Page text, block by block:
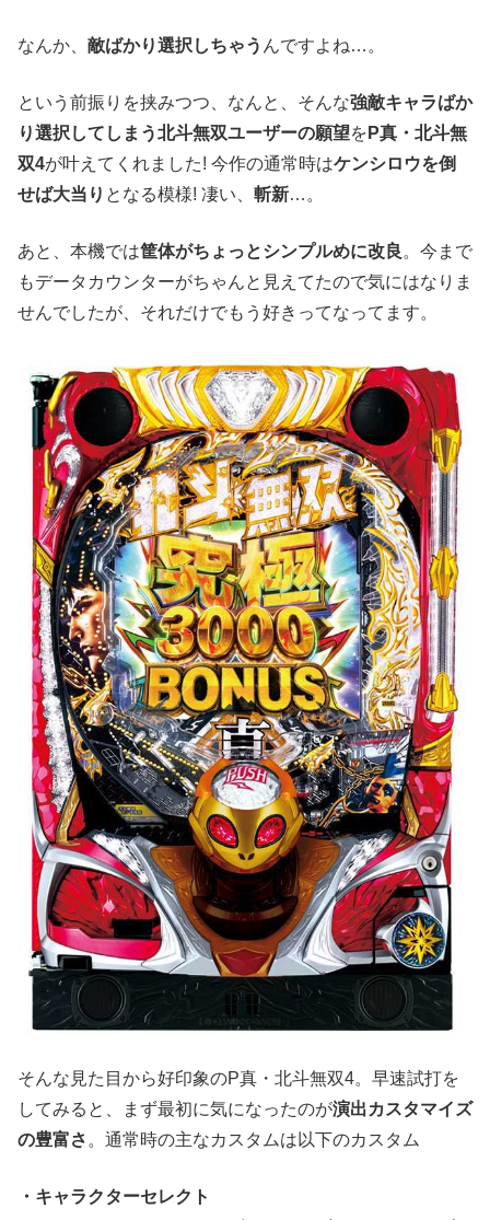
なんか、 敵ばかり選択しちゃう んですよね…。
という前振りを挟みつつ、なんと、そんな強敵キャラばか
り選択してしまう北斗無双ユーザーの願望を P真・北斗無
双4が叶えてくれました! 今作の通常時はケンシロウを倒
せば大当り となる模様! 凄い、 斬新…。
あと、本機では筐体がちょっとシンプルめに改良 。今まで
もデータカウンターがちゃんと見えてたので気にはなりま
せんでしたが、それだけでもう好きってなってます。
そんな見た目から好印象のP真・北斗無双4。早速試打を
してみると、まず最初に気になったのが演出カスタマイズ
の豊富さ 。通常時の主なカスタムは以下のカスタム
・キャラクターセレクト